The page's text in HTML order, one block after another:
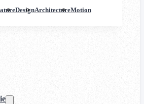
DesignArchitectureMotion